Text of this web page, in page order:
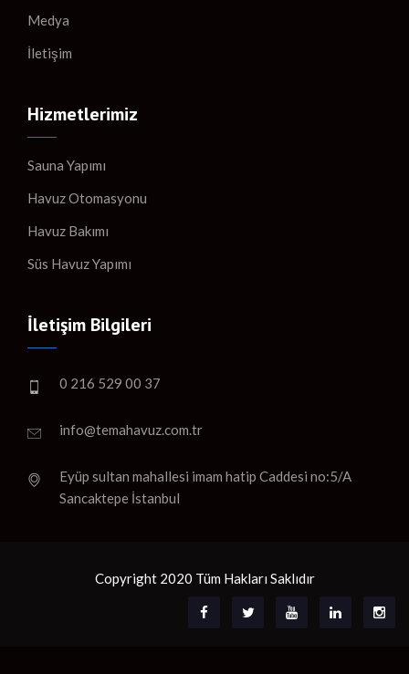
Medya
İletişim
Hizmetlerimiz
Sauna Yapımı
Havuz Otomasyonu
Havuz Bakımı
Süs Havuz Yapımı
İletişim Bilgileri
0 216 529 00 37
info@temahavuz.com.tr
Eyüp sultan mahallesi imam hatip Caddesi no:5/A
Sancaktepe İstanbul
Copyright 2020 Tüm Hakları Saklıdır